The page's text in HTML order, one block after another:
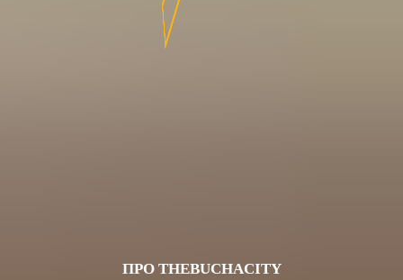
ПРО THEBUCHACITY